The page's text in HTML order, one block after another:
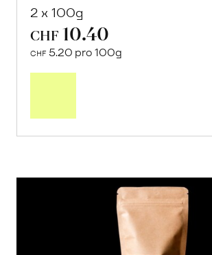
2 x 100g
CHF 10.40
CHF 5.20 pro 100g